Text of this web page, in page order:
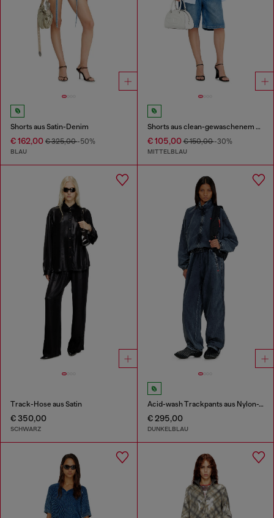
Shorts aus Satin-Denim
€ 162,00 € 325,00-50%
BLAU
Shorts aus clean-gewaschenem Denim
€ 105,00€ 150,00-30%
MITTELBLAU
Track-Hose aus Satin
€ 350,00
SCHWARZ
Acid-wash Trackpants aus Nylon-Taslan
€ 295,00
DUNKELBLAU